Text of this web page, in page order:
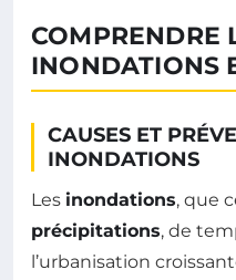
COMPRENDRE
INONDATIONS
CAUSES ET
INONDATIONS
Les inondations, que
précipitations, de
l’urbanisation